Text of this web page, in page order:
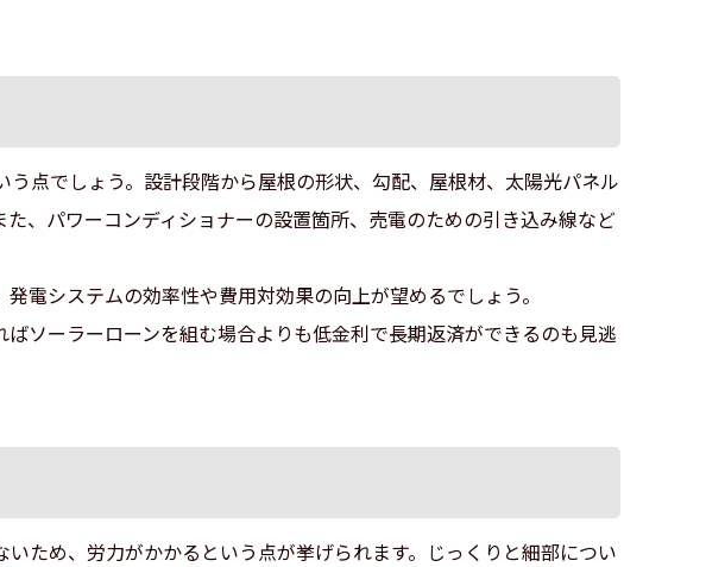
点でしょう。設計段階から屋根の形状、勾配、屋根材、太陽光パネル
、パワーコンディショナーの設置箇所、売電のための引き込み線など
電システムの効率性や費用対効果の向上が望めるでしょう。
ソーラーローンを組む場合よりも低金利で長期返済ができるのも見逃
ため、労力がかかるという点が挙げられます。じっくりと細部につい